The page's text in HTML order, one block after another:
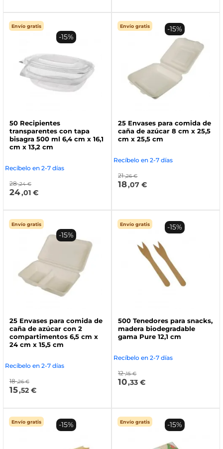
Envío gratis
50 Recipientes
transparentes con tapa
bisagra 500 ml 6,4 cm x 16,1
cm x 13,2 cm
Recíbelo en 2-7 días
28 ,24 €
24,01 €
-15%
Envío gratis
25 Envases para comida de
caña de azúcar 8 cm x 25,5
cm x 25,5 cm
Recíbelo en 2-7 días
21 ,26 €
18,07 €
-15%
Envío gratis
25 Envases para comida de
caña de azúcar con 2
compartimentos 6,5 cm x
24 cm x 15,5 cm
Recíbelo en 2-7 días
18 ,26 €
15,52 €
-15%
Envío gratis
500 Tenedores para snacks,
madera biodegradable
gama Pure 12,1 cm
Recíbelo en 2-7 días
12 ,15 €
10,33 €
-15%
Envío gratis -15% Envío gratis -15%